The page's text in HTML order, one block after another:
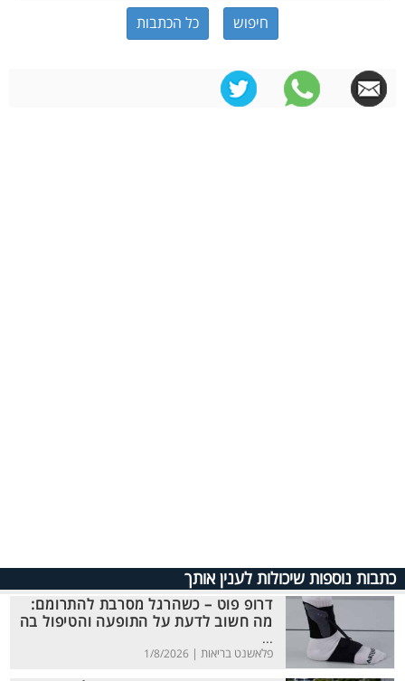
כל הכתבות
כתבות נוספות שיכולות לענין אותך
דרופ פוט – כשהרגל מסרבת להתרומם:
מה חשוב לדעת על התופעה והטיפול בה
...
פלאשנט בריאות | 1/8/2026